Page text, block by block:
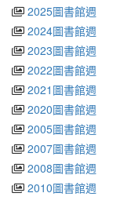
2025圖書館週
2024圖書館週
2023圖書館週
2022圖書館週
2021圖書館週
2020圖書館週
2005圖書館週
2007圖書館週
2008圖書館週
2010圖書館週